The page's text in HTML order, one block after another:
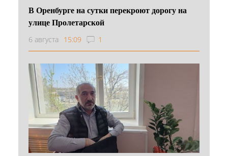
В Оренбурге на сутки перекроют дорогу на
улице Пролетарской
6 августа 15:09 1